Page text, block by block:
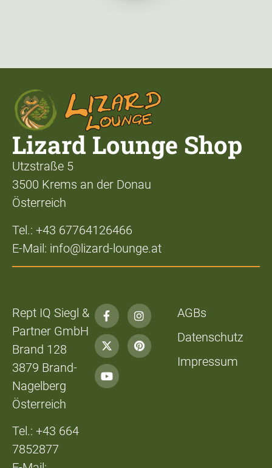
Lizard Lounge Shop
Utzstraße 5
3500 Krems an der Donau
Österreich
Tel.: +43 67764126466
E-Mail: info@lizard-lounge.at
Rept IQ Siegl &
Partner GmbH
Brand 128
3879 Brand-
Nagelberg
Österreich
Tel.: +43 664
7852877
AGBs
Datenschutz
Impressum